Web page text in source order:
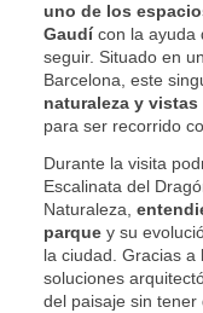
uno de los
Gaudícon la ayuda
seguir. Situado en
Barcelona, este
naturaleza y vistas
para ser recorrido
Durante la visita
Escalinata del
Naturaleza,
parque y su
la ciudad. Gracias
soluciones
del paisaje sin